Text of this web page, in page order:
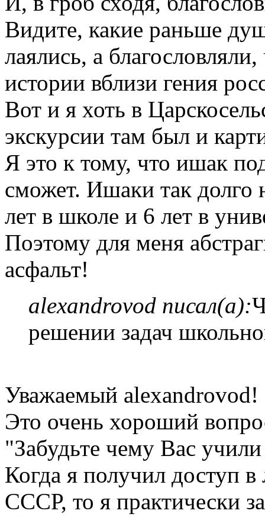
Видите, какие раньше
лаялись, а
истории вблизи гения
Вот и я хоть в
экскурсии там был и
Я это к тому, что ишак
сможет. Ишаки так долго
лет в школе и 6 лет в
Поэтому для меня
асфальт!
alexandrovod писал(а):
решении задач
Уважаемый alexandrovod!
Это очень хороший
"Забудьте чему Вас
Когда я получил доступ
СССР, то я практически